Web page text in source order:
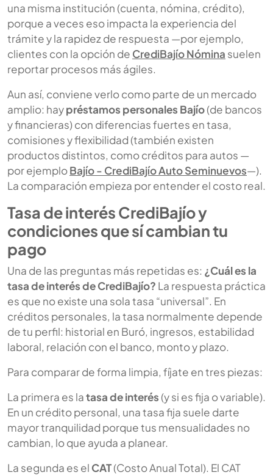
una misma institución (cuenta, nómina, crédito),
porque a veces eso impacta la experiencia del
trámite y la rapidez de respuesta —por ejemplo,
clientes con la opción de CrediBajío Nómina suelen
reportar procesos más ágiles.
Aun así, conviene verlo como parte de un mercado
amplio: haypréstamos personales Bajío(de bancos
y financieras) con diferencias fuertes en tasa,
comisiones y flexibilidad (también existen
productos distintos, como créditos para autos —
por ejemploBajío - CrediBajío Auto Seminuevos—).
La comparación empieza por entender el costo real.
Tasa de interés CrediBajío y
condiciones que sí cambian tu
pago
Una de las preguntas más repetidas es: ¿Cuál es la
tasa de interés de CrediBajío? La respuesta práctica
es que no existe una sola tasa “universal”. En
créditos personales, la tasa normalmente depende
de tu perfil: historial en Buró, ingresos, estabilidad
laboral, relación con el banco, monto y plazo.
Para comparar de forma limpia, fíjate en tres piezas:
La primera es latasa de interés (y si es fija o variable).
En un crédito personal, una tasa fija suele darte
mayor tranquilidad porque tus mensualidades no
cambian, lo que ayuda a planear.
La segunda es el CAT(Costo Anual Total). El CAT